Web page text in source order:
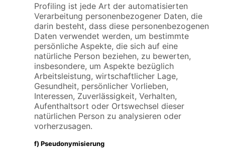
Profiling ist jede Art der automatisierten
Verarbeitung personenbezogener Daten, die
darin besteht, dass diese personenbezogenen
Daten verwendet werden, um bestimmte
persönliche Aspekte, die sich auf eine
natürliche Person beziehen, zu bewerten,
insbesondere, um Aspekte bezüglich
Arbeitsleistung, wirtschaftlicher Lage,
Gesundheit, persönlicher Vorlieben,
Interessen, Zuverlässigkeit, Verhalten,
Aufenthaltsort oder Ortswechsel dieser
natürlichen Person zu analysieren oder
vorherzusagen.
f) Pseudonymisierung